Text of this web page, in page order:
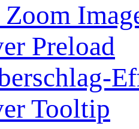
Preload
Tooltip